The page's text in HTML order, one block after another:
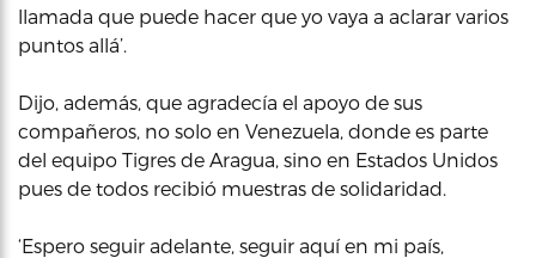
llamada que puede hacer que yo vaya a aclarar varios
puntos allá’.
Dijo, además, que agradecía el apoyo de sus
compañeros, no solo en Venezuela, donde es parte
del equipo Tigres de Aragua, sino en Estados Unidos
pues de todos recibió muestras de solidaridad.
‘Espero seguir adelante, seguir aquí en mi país,